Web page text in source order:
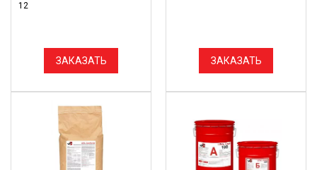
12
ЗАКАЗАТЬ ЗАКАЗАТЬ